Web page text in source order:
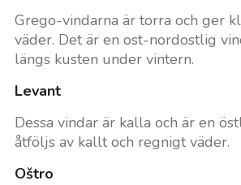
Grego-vindarna är torra och ger
väder. Det är en ost-nordostlig
längs kusten under vintern.
Levant
Dessa vindar är kalla och är en
åtföljs av kallt och regnigt väder.
Oštro